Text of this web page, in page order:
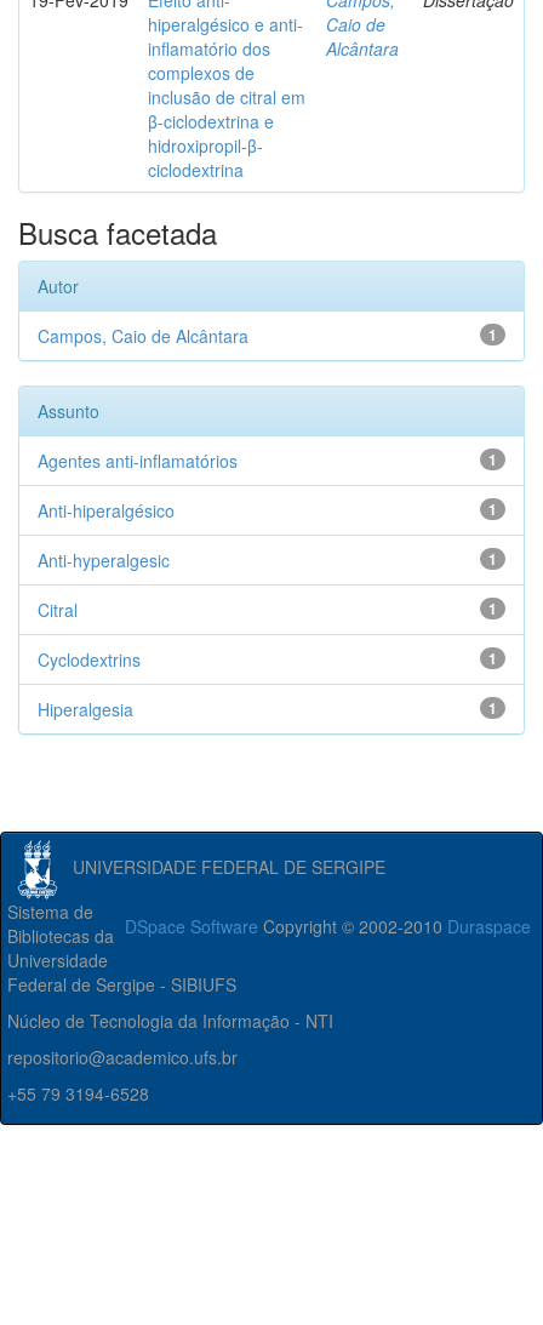
hiperalgésico e anti-
inflamatório dos
complexos de
inclusão de citral em
β-ciclodextrina e
hidroxipropil-β-
ciclodextrina
Caio de
Alcântara
Busca facetada
Autor
1
Campos, Caio de Alcântara
Assunto
1
Agentes anti-inflamatórios
1
Anti-hiperalgésico
1
Anti-hyperalgesic
1
Citral
1
Cyclodextrins
1
Hiperalgesia
UNIVERSIDADE FEDERAL DE SERGIPE
DSpace Software Copyright © 2002-2010 Duraspace
Sistema de
Bibliotecas da
Universidade
Federal de Sergipe - SIBIUFS
Núcleo de Tecnologia da Informação - NTI
repositorio@academico.ufs.br
+55 79 3194-6528